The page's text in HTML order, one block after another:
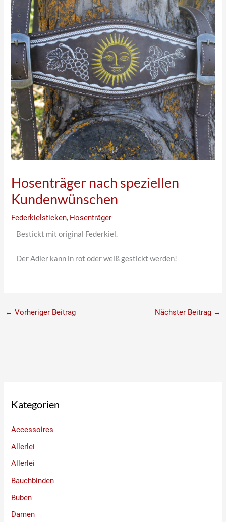
Hosenträger nach speziellen
Kundenwünschen
Federkielsticken, Hosenträger
Bestickt mit original Federkiel.
Der Adler kann in rot oder weiß gestickt werden!
← Vorheriger Beitrag Nächster Beitrag →
Kategorien
Accessoires
Allerlei
Allerlei
Bauchbinden
Buben
Damen